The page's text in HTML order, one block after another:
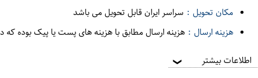
مکان تحویل : سراسر ایران قابل تحویل می باشد
هزینه ارسال : هزینه ارسال مطابق با هزینه های پست یا پیک بوده
اطلاعات بیشتر ❯